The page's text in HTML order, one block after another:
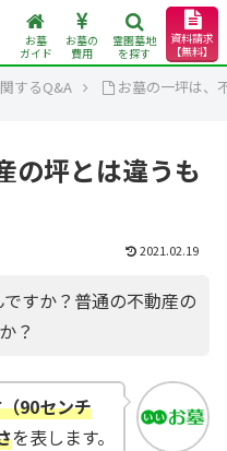
お墓
ガイド
お墓の
費用
霊園墓地
を探す
資料請求
【無料】
するQ&A お墓の一坪は、
の坪とは違うも
2021.02.19
すか？普通の不動産の
？
90センチ
を表します。